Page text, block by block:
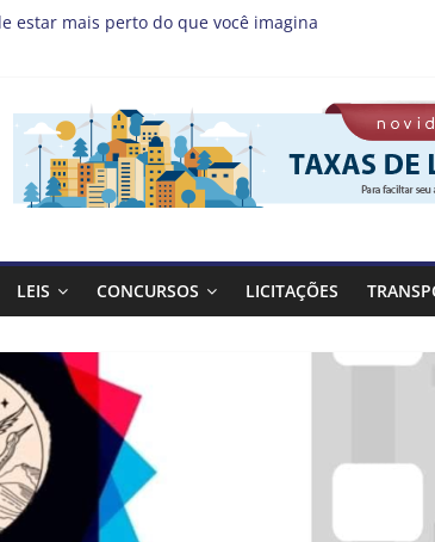
estar mais perto do que você imagina
atenderá o seguinte bairro neste sábado, (08)
orienta população sobre previsão de ventos fortes
LEIS CONCURSOS LICITAÇÕES